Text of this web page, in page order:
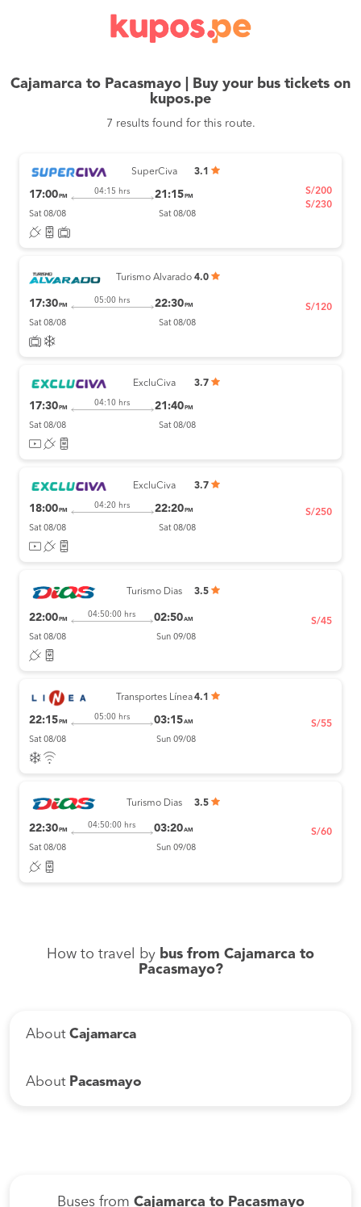
Cajamarca to Pacasmayo | Buy your bus tickets on
kupos.pe
7 results found for this route.
SuperCiva 3.1
17:00 PM
04:15 hrs 21:15 PM
Sat 08/08 Sat 08/08
S/200
S/230
Turismo Alvarado 4.0
17:30 PM
05:00 hrs 22:30 PM
Sat 08/08 Sat 08/08
S/120
ExcluCiva 3.7
17:30 PM
04:10 hrs 21:40 PM
Sat 08/08 Sat 08/08
ExcluCiva 3.7
18:00 PM
04:20 hrs 22:20 PM
Sat 08/08 Sat 08/08
S/250
Turismo Dias 3.5
22:00 PM
04:50:00 hrs 02:50AM
Sat 08/08 Sun 09/08
S/45
Transportes Línea 4.1
22:15 PM
05:00 hrs 03:15AM
Sat 08/08 Sun 09/08
S/55
Turismo Dias 3.5
22:30PM
04:50:00 hrs 03:20AM
Sat 08/08 Sun 09/08
S/60
How to travel by bus from Cajamarca to
Pacasmayo?
About Cajamarca
About Pacasmayo
Buses from Cajamarca to Pacasmayo